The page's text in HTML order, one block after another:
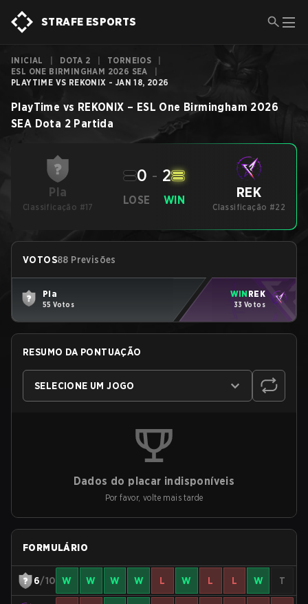
STRAFE ESPORTS
INICIAL DOTA 2 TORNEIOS
ESL ONE BIRMINGHAM 2026 SEA
PLAYTIME VS REKONIX - JAN 18, 2026
PlayTime vs REKONIX – ESL One Birmingham 2026
SEA Dota 2 Partida
Pla
Classificação #17
LOSE
0 - 2
WIN REK
Classificação #22
VOTOS88 Previsões
Pla
55 Votos
WIN REK
33 Votos
RESUMO DA PONTUAÇÃO
SELECIONE UM JOGO
Dados do placar indisponíveis
Por favor, volte mais tarde
FORMULÁRIO
6/10 W W W W L W L L W T